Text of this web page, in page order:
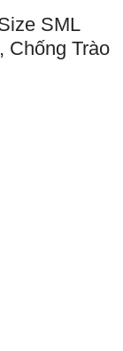
SML
Chống Trào